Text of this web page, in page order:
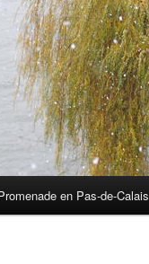
en Pas-de-Calais